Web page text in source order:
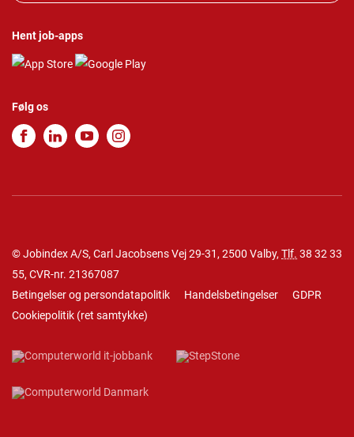
Hent job-apps
Følg os
© Jobindex A/S, Carl Jacobsens Vej 29-31, 2500 Valby, Tlf. 38 32 33
55, CVR-nr. 21367087
Betingelser og persondatapolitik
Handelsbetingelser
GDPR
Cookiepolitik (ret samtykke)